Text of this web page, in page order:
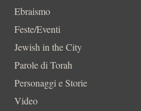
Ebraismo
Feste/Eventi
Jewish in the City
Parole di Torah
Personaggi e Storie
Video